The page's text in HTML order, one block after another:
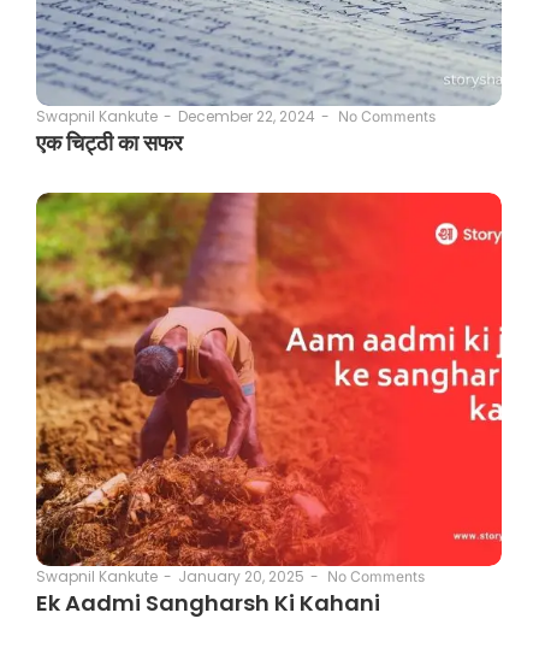
Swapnil Kankute - December 22, 2024 - No Comments
एक चिट्ठी का सफर
Swapnil Kankute - January 20, 2025 - No Comments
Ek Aadmi Sangharsh Ki Kahani